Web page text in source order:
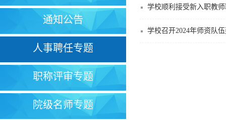
通知公告
人事聘任专题
职称评审专题
院级名师专题
学校顺利接受新入职教
学校召开2024年师资队